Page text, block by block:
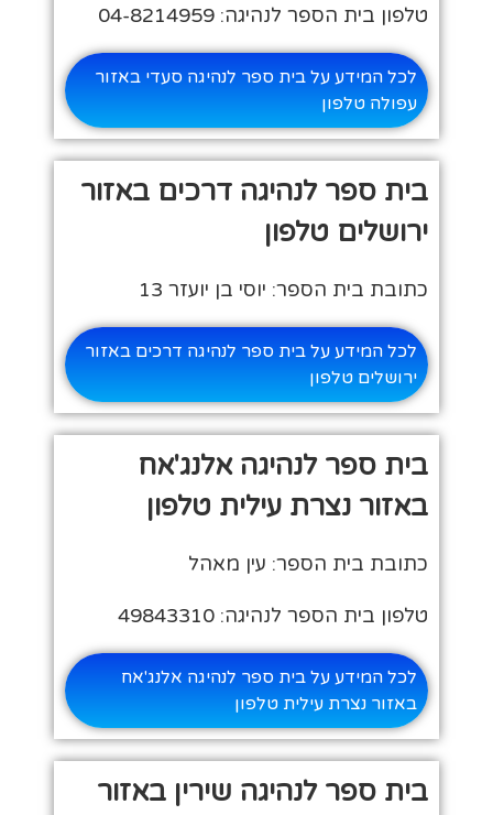
טלפון בית הספר לנהיגה: 04-8214959
לכל המידע על בית ספר לנהיגה סעדי באזור
עפולה טלפון
בית ספר לנהיגה דרכים באזור
ירושלים טלפון
כתובת בית הספר: יוסי בן יועזר 13
לכל המידע על בית ספר לנהיגה דרכים באזור
ירושלים טלפון
בית ספר לנהיגה אלנג'אח
באזור נצרת עילית טלפון
כתובת בית הספר: עין מאהל
טלפון בית הספר לנהיגה: 49843310
לכל המידע על בית ספר לנהיגה אלנג'אח
באזור נצרת עילית טלפון
בית ספר לנהיגה שירין באזור